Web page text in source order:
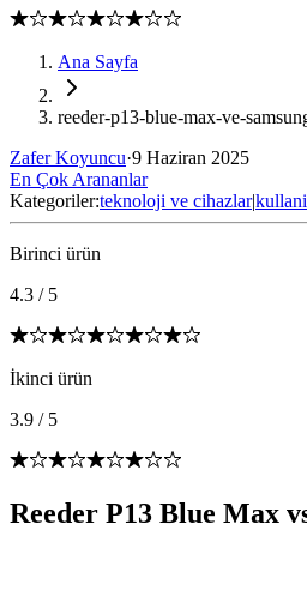
Ana Sayfa
reeder-p13-blue-max-ve-
Zafer Koyuncu·9 Haziran 2025
En Çok Arananlar
Kategoriler:teknoloji ve cihazlar|
Birinci ürün
4.3 / 5
İkinci ürün
3.9 / 5
Reeder P13 Blue Max